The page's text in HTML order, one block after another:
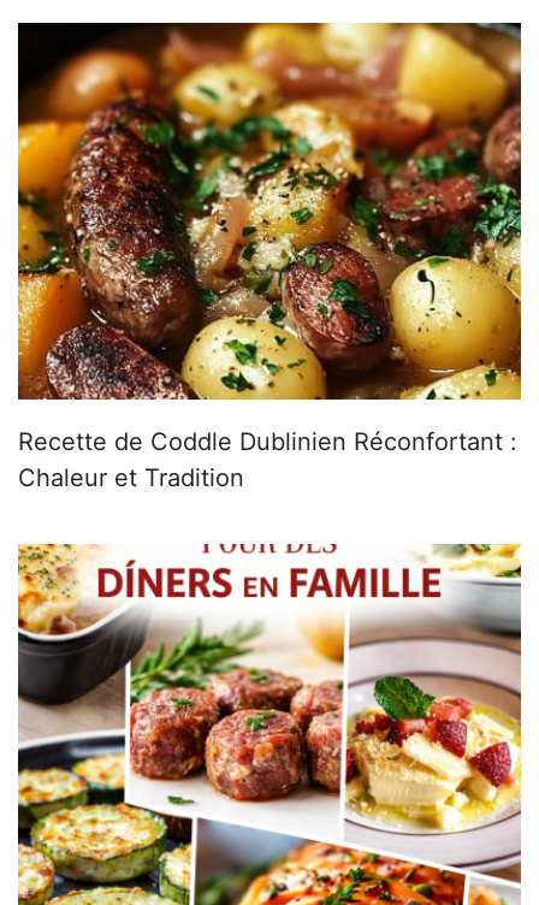
Recette de Coddle Dublinien Réconfortant :
Chaleur et Tradition